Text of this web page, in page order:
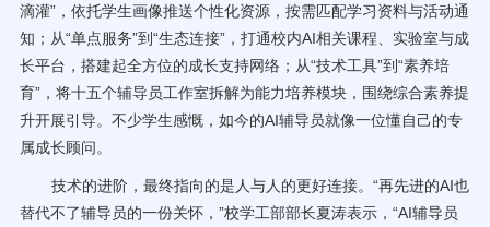
滴灌”，依托学生画像推送个性化资源，按需匹配学习资料与活动通
知；从“单点服务”到“生态连接”，打通校内AI相关课程、实验室与成
长平台，搭建起全方位的成长支持网络；从“技术工具”到“素养培
育”，将十五个辅导员工作室拆解为能力培养模块，围绕综合素养提
升开展引导。不少学生感慨，如今的AI辅导员就像一位懂自己的专
属成长顾问。
技术的进阶，最终指向的是人与人的更好连接。“再先进的AI也
替代不了辅导员的一份关怀，”校学工部部长夏涛表示，“AI辅导员